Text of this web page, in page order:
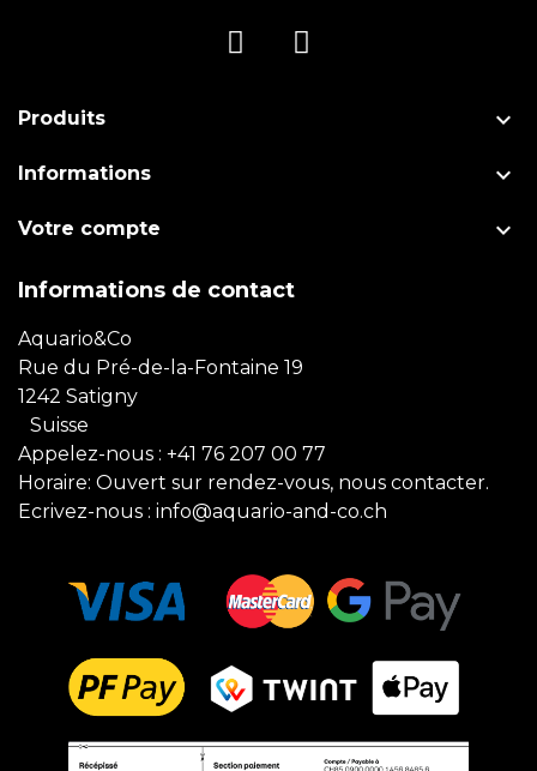
Produits 
Informations 
Votre compte 
Informations de contact
Aquario&Co
Rue du Pré-de-la-Fontaine 19
1242 Satigny
Suisse
Appelez-nous : +41 76 207 00 77
Horaire: Ouvert sur rendez-vous, nous contacter.
Ecrivez-nous : info@aquario-and-co.ch